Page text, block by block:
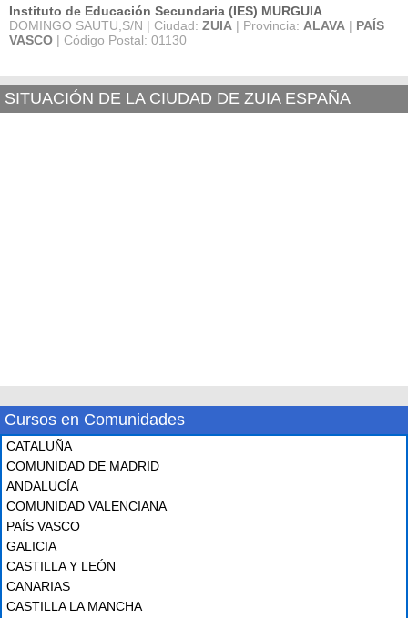
Instituto de Educación Secundaria (IES) MURGUIA
DOMINGO SAUTU,S/N | Ciudad: ZUIA | Provincia: ALAVA | PAÍS
VASCO | Código Postal: 01130
SITUACIÓN DE LA CIUDAD DE ZUIA ESPAÑA
Cursos en Comunidades
CATALUÑA
COMUNIDAD DE MADRID
ANDALUCÍA
COMUNIDAD VALENCIANA
PAÍS VASCO
GALICIA
CASTILLA Y LEÓN
CANARIAS
CASTILLA LA MANCHA